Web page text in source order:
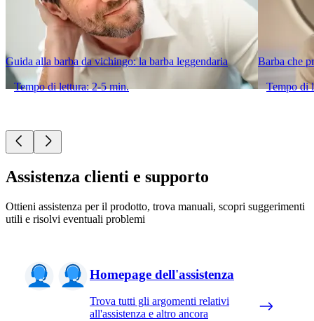
Guida alla barba da vichingo: la barba leggendaria
Tempo di lettura: 2-5 min.
Barba che
Tempo di
Assistenza clienti e supporto
Ottieni assistenza per il prodotto, trova manuali, scopri suggerimenti
utili e risolvi eventuali problemi
Homepage dell'assistenza
Trova tutti gli argomenti relativi
all'assistenza e altro ancora